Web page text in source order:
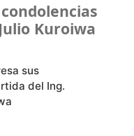
condolencias
Kuroiwa